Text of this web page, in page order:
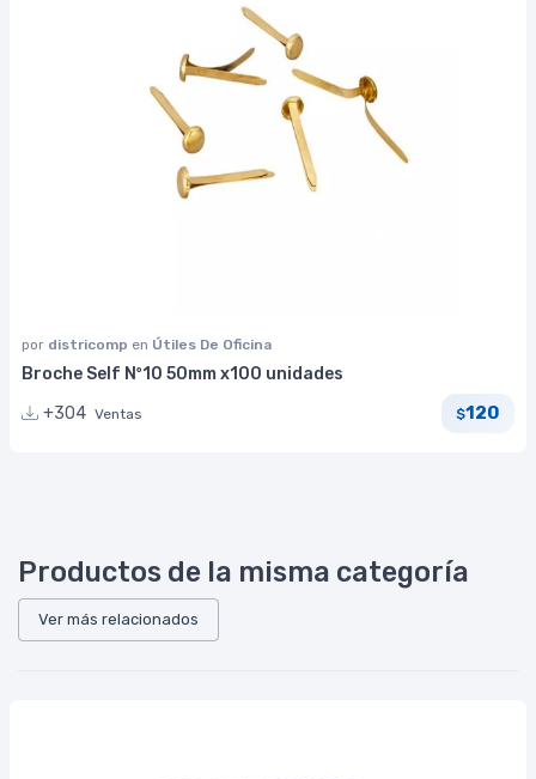
por districomp en Útiles De Oficina
Broche Self Nº10 50mm x100 unidades
+304 Ventas $120
Productos de la misma categoría
Ver más relacionados